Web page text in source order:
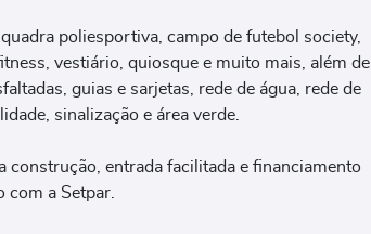
poliesportiva, campo de futebol society,
vestiário, quiosque e muito mais, além de
guias e sarjetas, rede de água, rede de
sinalização e área verde.
entrada facilitada e financiamento
com a Setpar.